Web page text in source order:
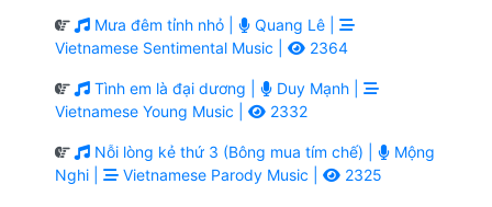
Mưa đêm tỉnh nhỏ |
Quang Lê |
Vietnamese Sentimental Music |
2364
Tình em là đại dương |
Duy Mạnh |
Vietnamese Young Music |
2332
Nỗi lòng kẻ thứ 3 (Bông mua tím chế) |
Mộng
Nghi |
Vietnamese Parody Music | 2325